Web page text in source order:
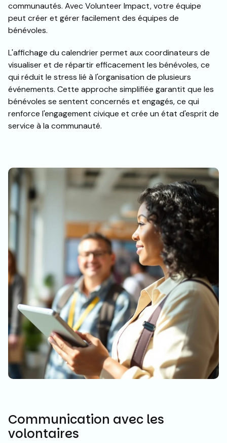
communautés. Avec Volunteer Impact, votre équipe
peut créer et gérer facilement des équipes de
bénévoles.
L'affichage du calendrier permet aux coordinateurs de
visualiser et de répartir efficacement les bénévoles, ce
qui réduit le stress lié à l'organisation de plusieurs
événements. Cette approche simplifiée garantit que les
bénévoles se sentent concernés et engagés, ce qui
renforce l'engagement civique et crée un état d'esprit de
service à la communauté.
Communication avec les
volontaires